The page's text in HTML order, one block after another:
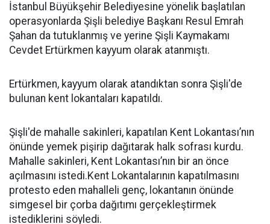
İstanbul Büyükşehir Belediyesine yönelik başlatılan
operasyonlarda Şişli belediye Başkanı Resul Emrah
Şahan da tutuklanmış ve yerine Şişli Kaymakamı
Cevdet Ertürkmen kayyum olarak atanmıştı.
Ertürkmen, kayyum olarak atandıktan sonra Şişli'de
bulunan kent lokantaları kapatıldı.
Şişli'de mahalle sakinleri, kapatılan Kent Lokantası’nın
önünde yemek pişirip dağıtarak halk sofrası kurdu.
Mahalle sakinleri, Kent Lokantası’nın bir an önce
açılmasını istedi.Kent Lokantalarının kapatılmasını
protesto eden mahalleli genç, lokantanın önünde
simgesel bir çorba dağıtımı gerçekleştirmek
istediklerini söyledi.